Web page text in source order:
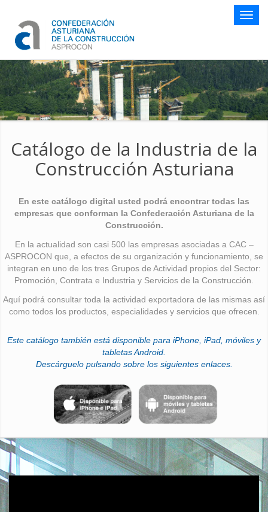
Botón
Catálogo de la Industria de la
Construcción Asturiana
En este catálogo digital usted podrá encontrar todas las
empresas que conforman la Confederación Asturiana de la
Construcción.
En la actualidad son casi 500 las empresas asociadas a CAC –
ASPROCON que, a efectos de su organización y funcionamiento, se
integran en uno de los tres Grupos de Actividad propios del Sector:
Promoción, Contrata e Industria y Servicios de la Construcción.
Aquí podrá consultar toda la actividad exportadora de las mismas así
como todos los productos, especialidades y servicios que ofrecen.
Este catálogo también está disponible para iPhone, iPad, móviles y
tabletas Android.
Descárguelo pulsando sobre los siguientes enlaces.